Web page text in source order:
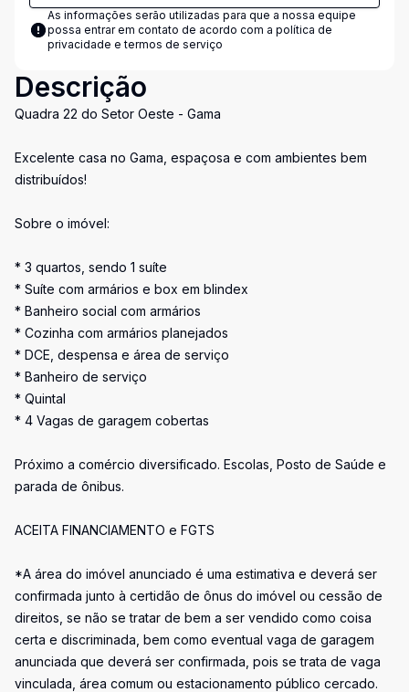
As informações serão utilizadas para que a nossa equipe
possa entrar em contato de acordo com a política de
privacidade e termos de serviço
Descrição
Quadra 22 do Setor Oeste - Gama
Excelente casa no Gama, espaçosa e com ambientes bem
distribuídos!
Sobre o imóvel:
* 3 quartos, sendo 1 suíte
* Suíte com armários e box em blindex
* Banheiro social com armários
* Cozinha com armários planejados
* DCE, despensa e área de serviço
* Banheiro de serviço
* Quintal
* 4 Vagas de garagem cobertas
Próximo a comércio diversificado. Escolas, Posto de Saúde e
parada de ônibus.
ACEITA FINANCIAMENTO e FGTS
*A área do imóvel anunciado é uma estimativa e deverá ser
confirmada junto à certidão de ônus do imóvel ou cessão de
direitos, se não se tratar de bem a ser vendido como coisa
certa e discriminada, bem como eventual vaga de garagem
anunciada que deverá ser confirmada, pois se trata de vaga
vinculada, área comum ou estacionamento público cercado.